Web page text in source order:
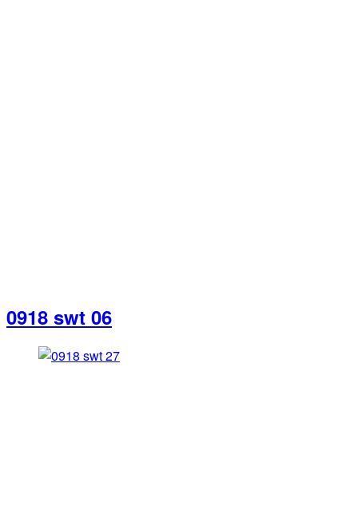
0918 swt 06